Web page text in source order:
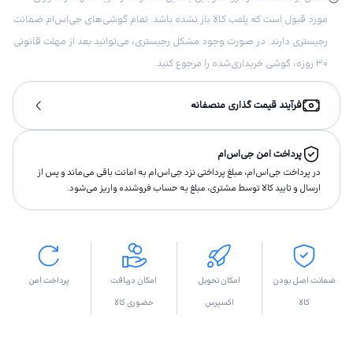
مورد قبول است که پلمب کالا باز نشده باشد. تمام گوشی‌های جی‌اس‌ام ضمانت
رجیستری دارند. در صورت وجود مشکل رجیستری، می‌توانید بعد از مهلت قانونی
۳۰ روزه، گوشی خریداری‌شده را مرجوع کنید.
فرآیند قیمت گذاری منصفانه
پرداخت امن جی‌اس‌ام
در پرداخت جی‌اس‌ام، مبلغ پرداختى نزد جی‌اس‌ام به امانت باقى مى‌ماند و پس از
ارسال و تاييد كالا توسط مشتری، مبلغ به حساب فروشنده واريز مى‌شود.
ضمانت اصل بودن
کالا
امکان تحویل
اکسپرس
امکان دریافت
حضوری کالا
پرداخت امن